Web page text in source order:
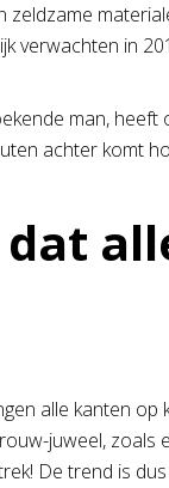
verwachten in
man,
achter komt
alle kanten
juweel,
De trend is